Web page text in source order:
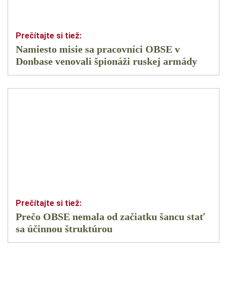
Namiesto misie sa pracovníci OBSE v
Donbase venovali špionáži ruskej armády
Prečo OBSE nemala od začiatku šancu stať
sa účinnou štruktúrou